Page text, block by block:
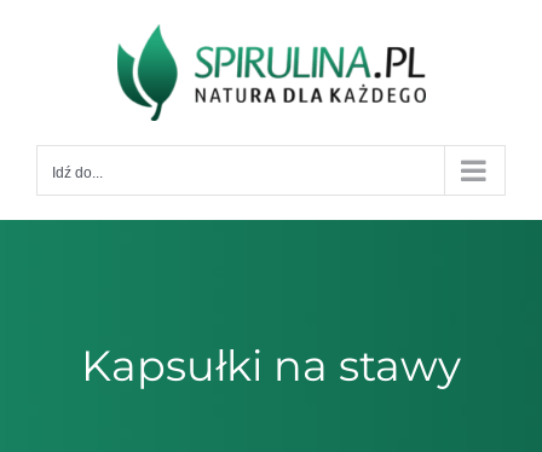
Idź do...
Kapsułki na stawy